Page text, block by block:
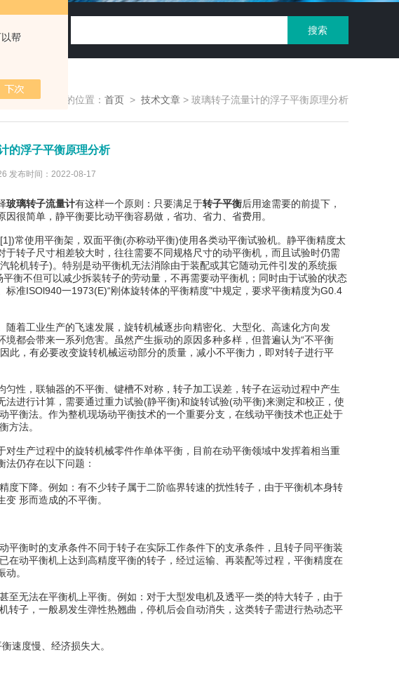
帮
您现在的位置： 首页 > 技术文章 > 玻璃转子流量计的浮子平衡原理分析
的浮子平衡原理分析
发布时间：2022-08-17
玻璃转子流量计有这样一个原则：只要满足于转子平衡后用途需要的前提下，
很简单，静平衡要比动平衡容易做，省功、省力、省费用。
使用平衡架，双面平衡(亦称动平衡)使用各类动平衡试验机。静平衡精度太
转子尺寸相差较大时，往往需要不同规格尺寸的动平衡机，而且试验时仍需
机转子)。特别是动平衡机无法消除由于装配或其它随动元件引发的系统振
衡不但可以减少拆装转子的劳动量，不再需要动平衡机；同时由于试验的状态
准ISOl940一1973(E)“刚体旋转体的平衡精度"中规定，要求平衡精度为G0.4
工业生产的飞速发展，旋转机械逐步向精密化、大型化、高速化方向发
都会带来一系列危害。虽然产生振动的原因多种多样，但普遍认为“不平衡
此，有必要改变旋转机械运动部分的质量，减小不平衡力，即对转子进行平
性，联轴器的不平衡、键槽不对称，转子加工误差，转子在运动过程中产生
进行计算，需要通过重力试验(静平衡)和旋转试验(动平衡)来测定和校正，使
衡法。作为整机现场动平衡技术的一个重要分支，在线动平衡技术也正处于
方法。
产过程中的旋转机械零件作单体平衡，目前在动平衡领域中发挥着相当重
仍存在以下问题：
下降。例如：有不少转子属于二阶临界转速的扰性转子，由于平衡机本身转
形而造成的不平衡。
衡时的支承条件不同于转子在实际工作条件下的支承条件，且转子同平衡装
动平衡机上达到高精度平衡的转子，经过运输、再装配等过程，平衡精度在
。
至无法在平衡机上平衡。例如：对于大型发电机及透平一类的特大转子，由于
子，一般易发生弹性热翘曲，停机后会自动消失，这类转子需进行热动态平
速度慢、经济损失大。